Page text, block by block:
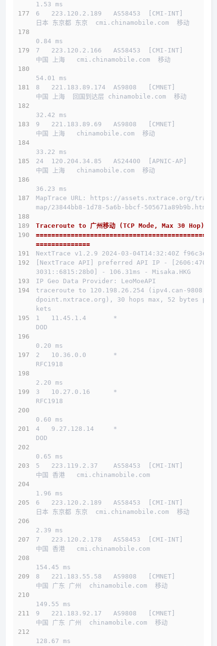
1.53 ms
6   223.120.2.189   AS58453  [CMI-INT]
日本 东京都 东京  cmi.chinamobile.com  移动
0.84 ms
7   223.120.2.166   AS58453  [CMI-INT]
中国 上海   cmi.chinamobile.com  移动
54.01 ms
8   221.183.89.174  AS9808   [CMNET]
中国 上海  回国到达层 chinamobile.com  移动
32.42 ms
9   221.183.89.69   AS9808   [CMNET]
中国 上海   chinamobile.com  移动
33.22 ms
24  120.204.34.85   AS24400  [APNIC-AP]
中国 上海   chinamobile.com  移动
36.23 ms
MapTrace URL: https://assets.nxtrace.org/trace
map/23844bb8-1d78-5a6b-bbcf-505671a89b9b.html
Traceroute to 广州移动 (TCP Mode, Max 30 Hop)
==============================================
==============
NextTrace v1.2.9 2024-03-04T14:32:40Z f96c3e5
[NextTrace API] preferred API IP - [2606:4700:
3031::6815:28b0] - 106.31ms - Misaka.HKG
IP Geo Data Provider: LeoMoeAPI
traceroute to 120.198.26.254 (ipv4.can-9808.en
dpoint.nxtrace.org), 30 hops max, 52 bytes pac
kets
1   11.45.1.4       *
DOD
0.20 ms
2   10.36.0.0       *
RFC1918
2.20 ms
3   10.27.0.16      *
RFC1918
0.60 ms
4   9.27.128.14     *
DOD
0.65 ms
5   223.119.2.37    AS58453  [CMI-INT]
中国 香港   cmi.chinamobile.com
1.96 ms
6   223.120.2.189   AS58453  [CMI-INT]
日本 东京都 东京  cmi.chinamobile.com  移动
2.39 ms
7   223.120.2.178   AS58453  [CMI-INT]
中国 香港   cmi.chinamobile.com
154.45 ms
8   221.183.55.58   AS9808   [CMNET]
中国 广东 广州  chinamobile.com  移动
149.55 ms
9   221.183.92.17   AS9808   [CMNET]
中国 广东 广州  chinamobile.com  移动
128.67 ms